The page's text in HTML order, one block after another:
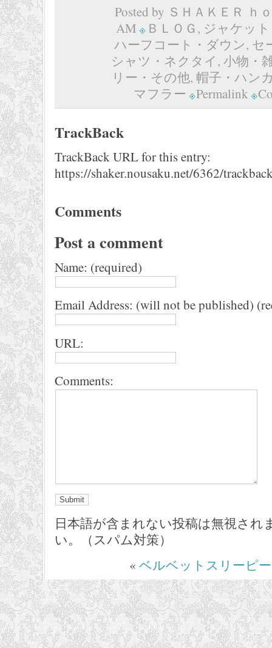
Posted by ＳＨＡＫＥＲ ｈ
AM
ＢＬＯＧ, ジャケッ
ハーフコート・ダウン, セ
シャツ・ネクタイ , 小物・
リー・その他, 帽子・ハン
マフラー
Permalink
TrackBack
TrackBack URL for this entry:
https://shaker.nousaku.net/6362/
Comments
Post a comment
Name: (required)
Email Address: (will not be published)
URL:
Comments:
日本語が含まれない投稿は無視され
い。（スパム対策）
« ベルベットスリーピ